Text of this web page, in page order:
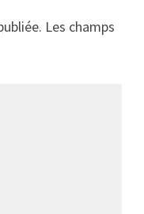
Les champs